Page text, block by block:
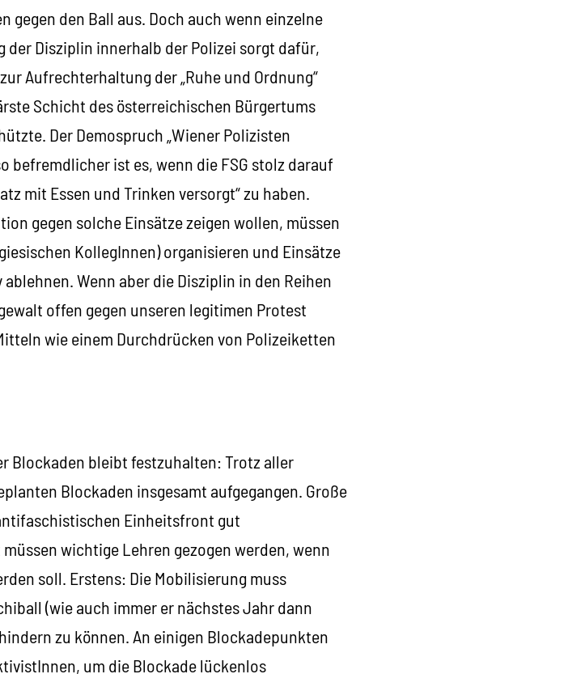
gegen den Ball aus. Doch auch wenn einzelne
Disziplin innerhalb der Polizei sorgt dafür,
Aufrechterhaltung der „Ruhe und Ordnung“
Schicht des österreichischen Bürgertums
Der Demospruch „Wiener Polizisten
befremdlicher ist es, wenn die FSG stolz darauf
mit Essen und Trinken versorgt“ zu haben.
gegen solche Einsätze zeigen wollen, müssen
KollegInnen) organisieren und Einsätze
Wenn aber die Disziplin in den Reihen
offen gegen unseren legitimen Protest
wie einem Durchdrücken von Polizeiketten
Blockaden bleibt festzuhalten: Trotz aller
Blockaden insgesamt aufgegangen. Große
Einheitsfront gut
wichtige Lehren gezogen werden, wenn
soll. Erstens: Die Mobilisierung muss
(wie auch immer er nächstes Jahr dann
zu können. An einigen Blockadepunkten
um die Blockade lückenlos